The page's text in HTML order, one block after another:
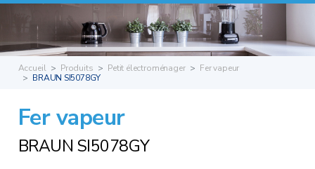
Accueil Produits Petit électroménager
Fer vapeur
BRAUN SI5078GY
Fer vapeur
BRAUN SI5078GY